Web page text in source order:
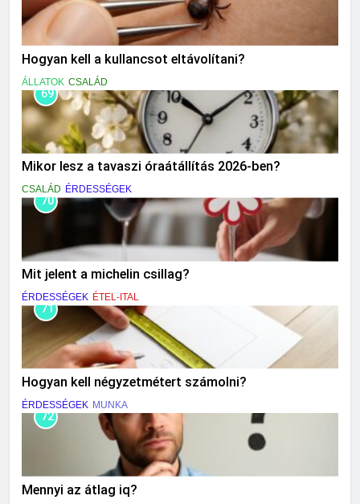
Hogyan kell a kullancsot eltávolítani?
ÁLLATOK CSALÁD
69
Mikor lesz a tavaszi óraátállítás 2026-ben?
CSALÁD ÉRDESSÉGEK
70
Mit jelent a michelin csillag?
ÉRDESSÉGEK ÉTEL-ITAL
71
Hogyan kell négyzetmétert számolni?
ÉRDESSÉGEK MUNKA
72
Mennyi az átlag iq?